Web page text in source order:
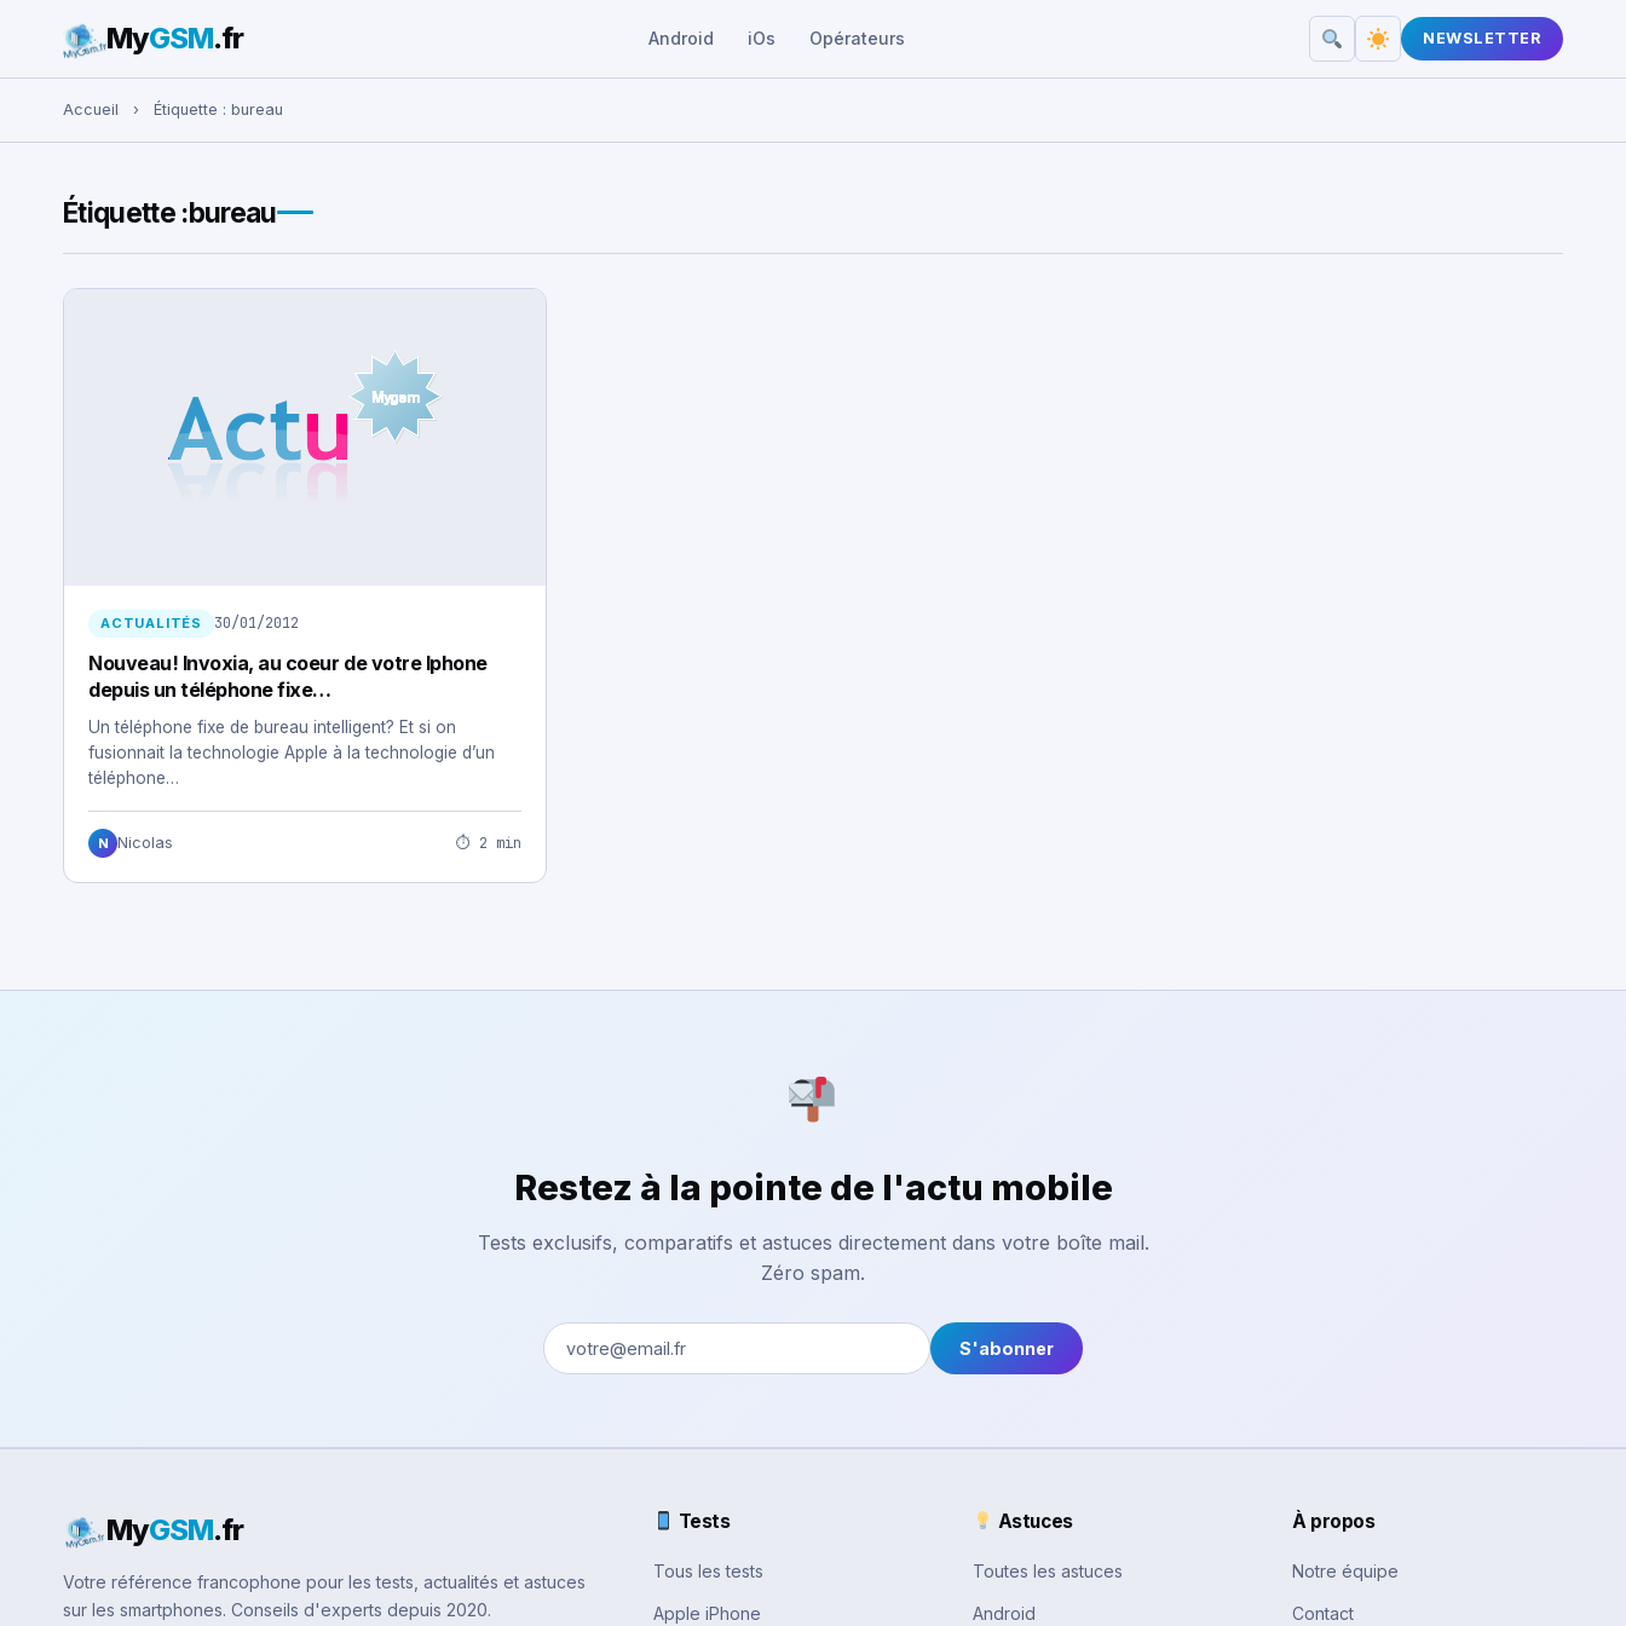
Rechercher :
MyGSM.fr Android iOs Opérateurs NEWSLETTER
Accueil › Étiquette : bureau
Étiquette :bureau
ACTUALITÉS 30/01/2012
Nouveau! Invoxia, au coeur de votre Iphone
depuis un téléphone fixe…
Un téléphone fixe de bureau intelligent? Et si on
fusionnait la technologie Apple à la technologie d’un
téléphone…
N Nicolas ⏱ 2 min
Restez à la pointe de l'actu mobile
Tests exclusifs, comparatifs et astuces directement dans votre boîte mail.
Zéro spam.
S'abonner
MyGSM.fr
Votre référence francophone pour les tests, actualités et astuces
sur les smartphones. Conseils d'experts depuis 2020.
Tests
Tous les tests
Apple iPhone
Astuces
Toutes les astuces
Android
À propos
Notre équipe
Contact